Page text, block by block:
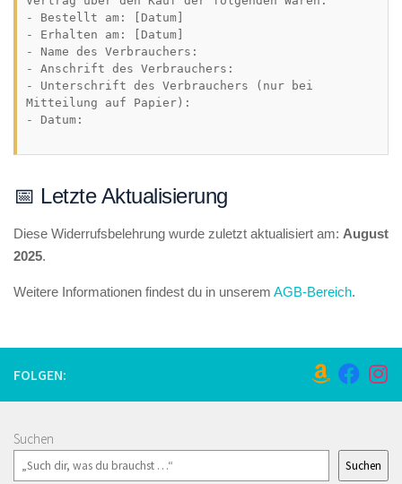
- Bestellt am: [Datum]
- Erhalten am: [Datum]
- Name des Verbrauchers:
- Anschrift des Verbrauchers:
- Unterschrift des Verbrauchers (nur bei
Mitteilung auf Papier):
- Datum:
📅 Letzte Aktualisierung
Diese Widerrufsbelehrung wurde zuletzt aktualisiert am: August
2025.
Weitere Informationen findest du in unserem AGB-Bereich.
FOLGEN:
Suchen
Suchen